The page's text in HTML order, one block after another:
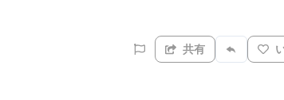
共有